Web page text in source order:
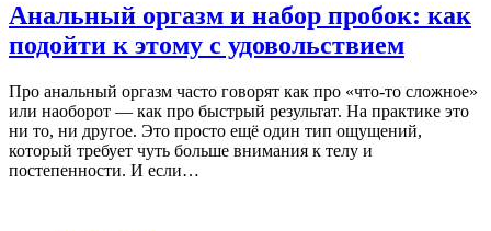
Анальный оргазм и набор пробок: как
подойти к этому с удовольствием
Про анальный оргазм часто говорят как про «что-то сложное»
или наоборот — как про быстрый результат. На практике это
ни то, ни другое. Это просто ещё один тип ощущений,
который требует чуть больше внимания к телу и
постепенности. И если…